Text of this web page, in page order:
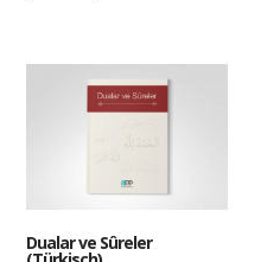
Dualar ve Sûreler